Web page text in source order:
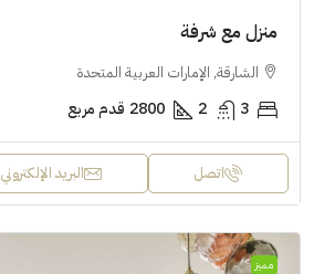
منزل مع شرفة
الشارقة, الإمارات العربية المتحدة
3
2
2800 قدم مربع
اتصل البريد الإلكتروني
مميز